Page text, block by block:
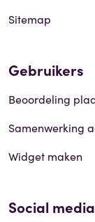
Sitemap
Gebruikers
Beoordeling
Samenwerking
Widget maken
Social media